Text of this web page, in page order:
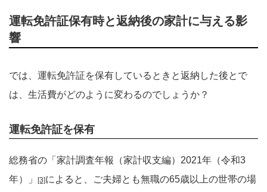
運転免許証保有時と返納後の家計に与える影
響
では、運転免許証を保有しているときと返納した後とで
は、生活費がどのように変わるのでしょうか？
運転免許証を保有
総務省の「家計調査年報（家計収支編）2021年（令和3
年）」
[3]によると、ご夫婦とも無職の65歳以上の世帯の場